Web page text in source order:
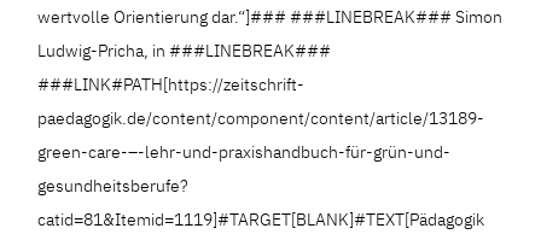
wertvolle Orientierung dar.“]### ###LINEBREAK### Simon
Ludwig-Pricha, in ###LINEBREAK###
###LINK#PATH[https://zeitschrift-
paedagogik.de/content/component/content/article/13189-
green-care-–-lehr-und-praxishandbuch-für-grün-und-
gesundheitsberufe?
catid=81&Itemid=1119]#TARGET[BLANK]#TEXT[Pädagogik